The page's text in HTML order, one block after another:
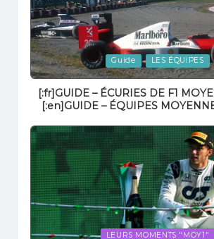
Posted
in
Guide LES ÉQUIPES
[:fr]GUIDE – ÉCURIES DE F1
[:en]GUIDE – ÉQUIPES
Posted LEURS MOMENTS "MOY1"